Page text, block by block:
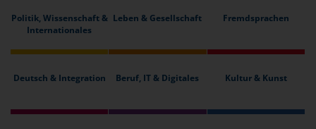
Politik, Wissenschaft &
Internationales
Leben & Gesellschaft Fremdsprachen
Deutsch & Integration Beruf, IT & Digitales Kultur & Kunst